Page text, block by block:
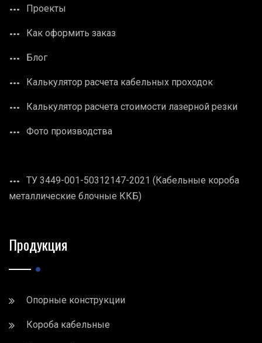
Проекты
Как оформить заказ
Блог
Калькулятор расчета кабельных проходок
Калькулятор расчета стоимости лазерной резки
Фото производства
ТУ 3449-001-50312147-2021 (Кабельные короба
металлические блочные ККБ)
Продукция
Опорные конструкции
Короба кабельные